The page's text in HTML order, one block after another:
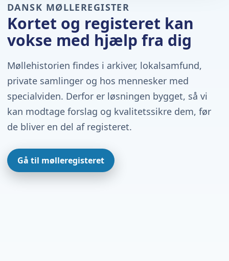
DANSK MØLLEREGISTER
Kortet og registeret kan
vokse med hjælp fra dig
Møllehistorien findes i arkiver, lokalsamfund,
private samlinger og hos mennesker med
specialviden. Derfor er løsningen bygget, så vi
kan modtage forslag og kvalitetssikre dem, før
de bliver en del af registeret.
Gå til mølleregisteret